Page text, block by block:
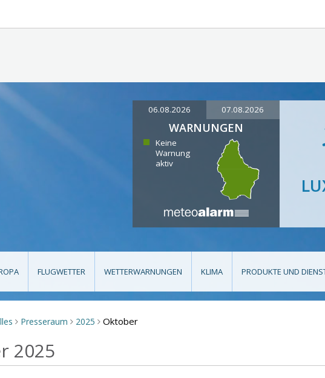
06.08.2026 07.08.2026
WARNUNGEN
Keine
Warnung
aktiv
FLUGWETTER WETTERWARNUNGEN KLIMA PRODUKTE UND
> Presseraum > 2025 > Oktober
2025